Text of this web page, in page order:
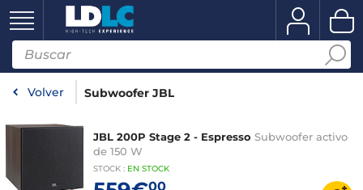
Volver Subwoofer JBL
JBL 200P Stage 2 - Espresso Subwoofer activo
de 150 W
STOCK : EN STOCK
00